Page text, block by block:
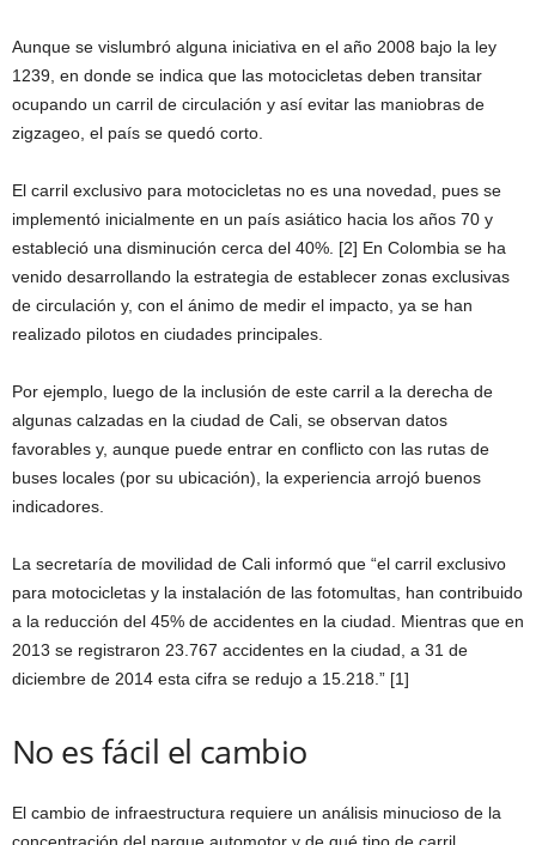
Aunque se vislumbró alguna iniciativa en el año 2008 bajo la ley
1239, en donde se indica que las motocicletas deben transitar
ocupando un carril de circulación y así evitar las maniobras de
zigzageo, el país se quedó corto.
El carril exclusivo para motocicletas no es una novedad, pues se
implementó inicialmente en un país asiático hacia los años 70 y
estableció una disminución cerca del 40%. [2] En Colombia se ha
venido desarrollando la estrategia de establecer zonas exclusivas
de circulación y, con el ánimo de medir el impacto, ya se han
realizado pilotos en ciudades principales.
Por ejemplo, luego de la inclusión de este carril a la derecha de
algunas calzadas en la ciudad de Cali, se observan datos
favorables y, aunque puede entrar en conflicto con las rutas de
buses locales (por su ubicación), la experiencia arrojó buenos
indicadores.
La secretaría de movilidad de Cali informó que “el carril exclusivo
para motocicletas y la instalación de las fotomultas, han contribuido
a la reducción del 45% de accidentes en la ciudad. Mientras que en
2013 se registraron 23.767 accidentes en la ciudad, a 31 de
diciembre de 2014 esta cifra se redujo a 15.218.” [1]
No es fácil el cambio
El cambio de infraestructura requiere un análisis minucioso de la
concentración del parque automotor y de qué tipo de carril